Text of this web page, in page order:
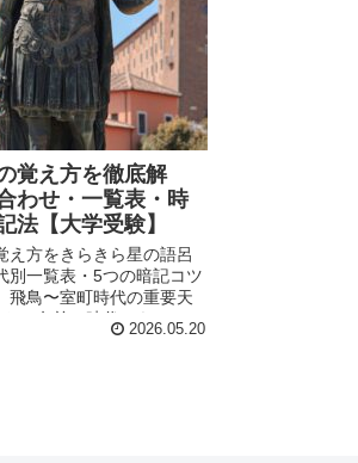
覚え方を徹底解
わせ・一覧表・時
法【大学受験】
え方をきらきら星の語呂
別一覧表・5つの暗記コツ
飛鳥〜室町時代の重要天
（名前・時代・キーワー
大学受験日本史対策。混
2026.05.20